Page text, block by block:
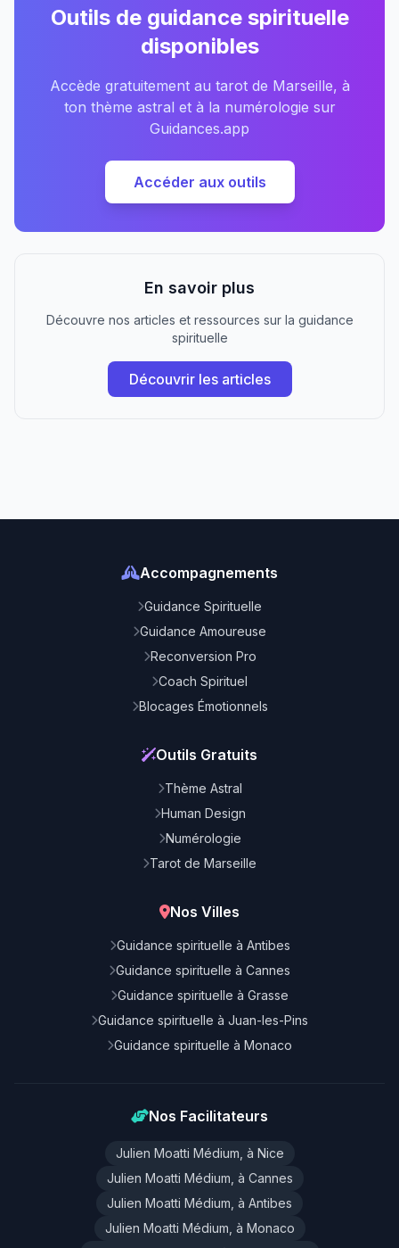
Outils de guidance spirituelle
disponibles
Accède gratuitement au tarot de Marseille, à
ton thème astral et à la numérologie sur
Guidances.app
Accéder aux outils
En savoir plus
Découvre nos articles et ressources sur la guidance
spirituelle
Découvrir les articles
Accompagnements
Guidance Spirituelle
Guidance Amoureuse
Reconversion Pro
Coach Spirituel
Blocages Émotionnels
Outils Gratuits
Thème Astral
Human Design
Numérologie
Tarot de Marseille
Nos Villes
Guidance spirituelle à Antibes
Guidance spirituelle à Cannes
Guidance spirituelle à Grasse
Guidance spirituelle à Juan-les-Pins
Guidance spirituelle à Monaco
Nos Facilitateurs
Julien Moatti Médium, à Nice
Julien Moatti Médium, à Cannes
Julien Moatti Médium, à Antibes
Julien Moatti Médium, à Monaco